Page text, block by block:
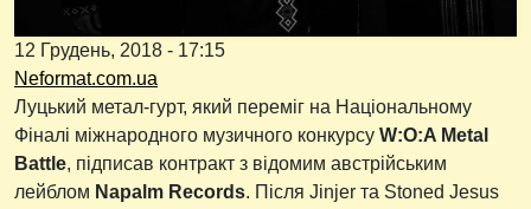
12 Грудень, 2018 - 17:15
Neformat.com.ua
Луцький метал-гурт, який переміг на Національному
Фіналі міжнародного музичного конкурсу W:O:A Metal
Battle, підписав контракт з відомим австрійським
лейблом Napalm Records. Після Jinjer та Stoned Jesus